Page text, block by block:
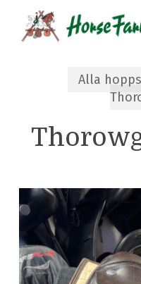
main
Alla